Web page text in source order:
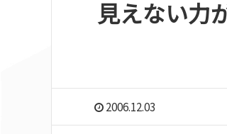
見えない力
2006.12.03